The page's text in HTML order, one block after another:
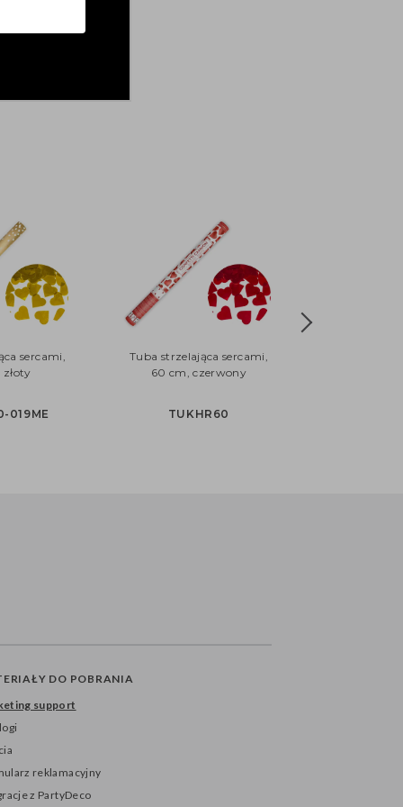
sercami,
019ME
Tuba strzelająca sercami,
60 cm, czerwony
TUKHR60
DO POBRANIA
support
reklamacyjny
z PartyDeco